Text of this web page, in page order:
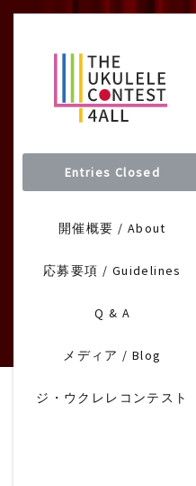
Entries Closed
開催概要 / About
応募要項 / Guidelines
Q & A
メディア / Blog
ジ・ウクレレコンテスト